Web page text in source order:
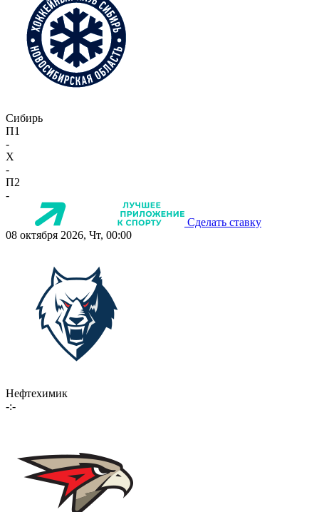
Сибирь
П1
-
X
-
П2
-
Сделать ставку
08 октября 2026, Чт, 00:00
Нефтехимик
-:-